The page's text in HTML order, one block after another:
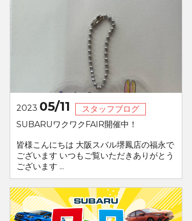
2023 05/11
スタッフブログ
SUBARUワクワクFAIR開催中！
皆様こんにちは 大阪スバル堺鳳店の福永で
ございます いつもご覧いただきありがとう
ございます ...